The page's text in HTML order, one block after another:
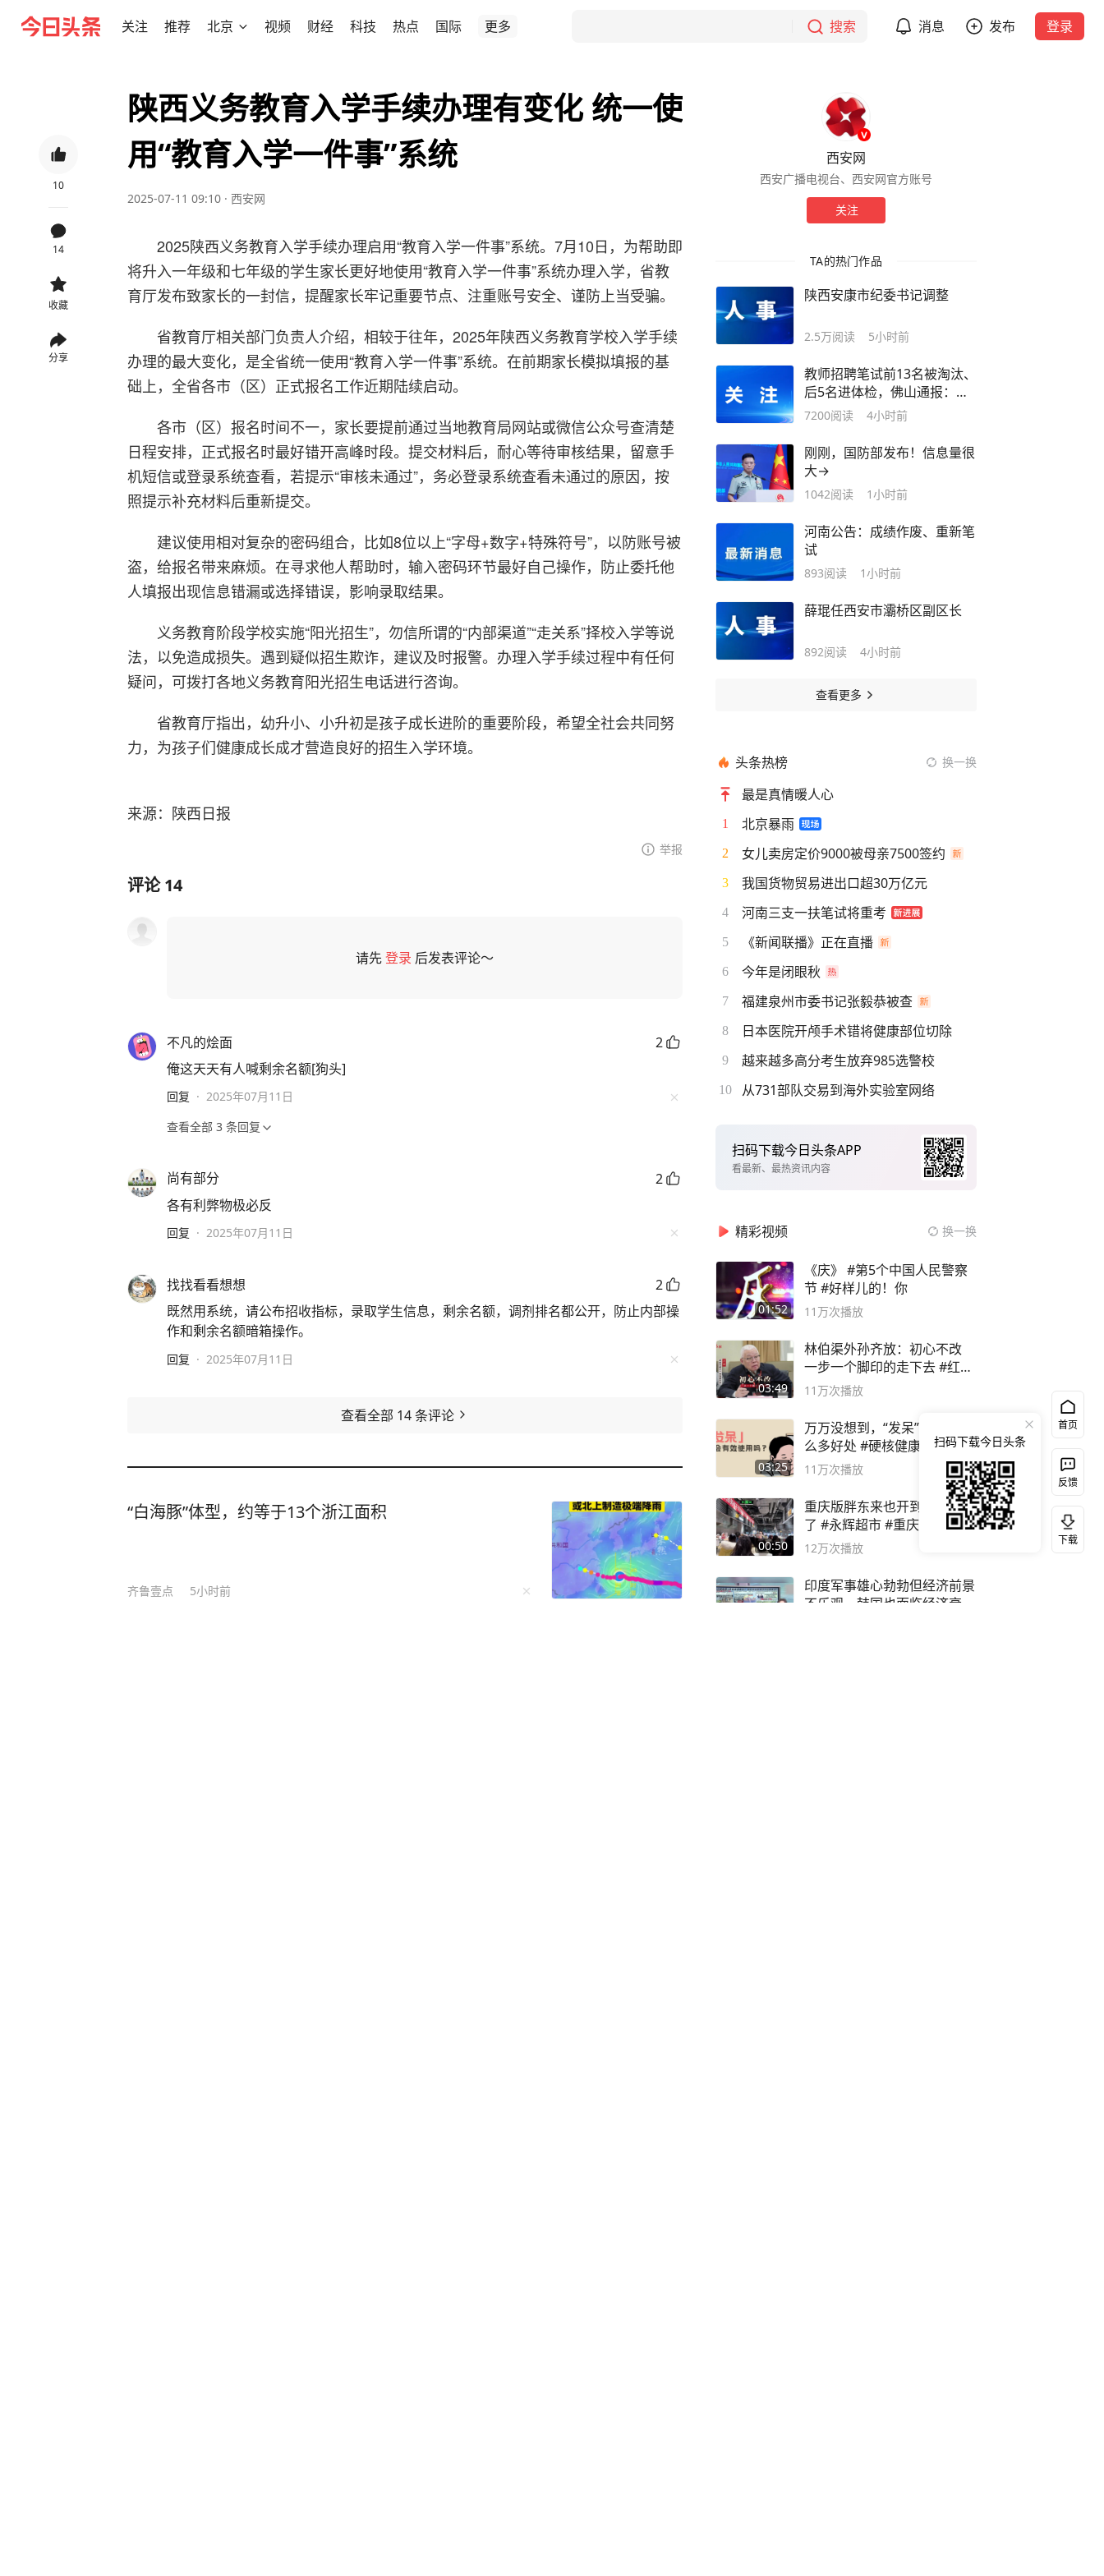
关注 推荐 北京 视频 财经 科技 热点 国际 更多 搜索 消息 发布 登录
10
14
收藏
分享
陕西义务教育入学手续办理有变化 统一使
用“教育入学一件事”系统
2025-07-11 09:10 · 西安网
2025陕西义务教育入学手续办理启用“教育入学一件事”系统。7月10日，为帮助即
将升入一年级和七年级的学生家长更好地使用“教育入学一件事”系统办理入学，省教
育厅发布致家长的一封信，提醒家长牢记重要节点、注重账号安全、谨防上当受骗。
省教育厅相关部门负责人介绍，相较于往年，2025年陕西义务教育学校入学手续
办理的最大变化，是全省统一使用“教育入学一件事”系统。在前期家长模拟填报的基
础上，全省各市（区）正式报名工作近期陆续启动。
各市（区）报名时间不一，家长要提前通过当地教育局网站或微信公众号查清楚
日程安排，正式报名时最好错开高峰时段。提交材料后，耐心等待审核结果，留意手
机短信或登录系统查看，若提示“审核未通过”，务必登录系统查看未通过的原因，按
照提示补充材料后重新提交。
建议使用相对复杂的密码组合，比如8位以上“字母+数字+特殊符号”，以防账号被
盗，给报名带来麻烦。在寻求他人帮助时，输入密码环节最好自己操作，防止委托他
人填报出现信息错漏或选择错误，影响录取结果。
义务教育阶段学校实施“阳光招生”，勿信所谓的“内部渠道”“走关系”择校入学等说
法，以免造成损失。遇到疑似招生欺诈，建议及时报警。办理入学手续过程中有任何
疑问，可拨打各地义务教育阳光招生电话进行咨询。
省教育厅指出，幼升小、小升初是孩子成长进阶的重要阶段，希望全社会共同努
力，为孩子们健康成长成才营造良好的招生入学环境。
来源：陕西日报
举报
评论14
请先登录 后发表评论～
不凡的烩面
2
俺这天天有人喊剩余名额[狗头]
回复 · 2025年07月11日
查看全部 3 条回复
尚有部分
2
各有利弊物极必反
回复 · 2025年07月11日
找找看看想想
2
既然用系统，请公布招收指标，录取学生信息，剩余名额，调剂排名都公开，防止内部操
作和剩余名额暗箱操作。
回复 · 2025年07月11日
查看全部 14条评论
“白海豚”体型，约等于13个浙江面积
齐鲁壹点 5小时前
西安网
西安广播电视台、西安网官方账号
关注
TA的热门作品
陕西安康市纪委书记调整
2.5万阅读 5小时前
教师招聘笔试前13名被淘汰、
后5名进体检，佛山通报：已
叫停，成立调查组
7200阅读 4小时前
刚刚，国防部发布！信息量很
大→
1042阅读 1小时前
河南公告：成绩作废、重新笔
试
893阅读 1小时前
薛琨任西安市灞桥区副区长
892阅读 4小时前
查看更多
头条热榜 换一换
最是真情暖人心
1 北京暴雨
2 女儿卖房定价9000被母亲7500签约
3 我国货物贸易进出口超30万亿元
4 河南三支一扶笔试将重考
5 《新闻联播》正在直播
6 今年是闭眼秋
7 福建泉州市委书记张毅恭被查
8 日本医院开颅手术错将健康部位切除
9 越来越多高分考生放弃985选警校
10 从731部队交易到海外实验室网络
扫码下载今日头条APP
看最新、最热资讯内容
精彩视频 换一换
01:52
《庆》 #第5个中国人民警察
节 #好样儿的！你
11万次播放
03:49
林伯渠外孙齐放：初心不改
一步一个脚印的走下去 #红船
论坛
11万次播放
03:25
万万没想到，“发呆”居然有这
么多好处 #硬核健康科普行动
11万次播放
00:50
重庆版胖东来也开到吾悦广场
了 #永辉超市 #重庆版胖永辉
12万次播放
印度军事雄心勃勃但经济前景
不乐观，韩国也面临经济衰退
首页
反馈
下载
扫码下载今日头条